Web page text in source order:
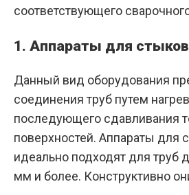
соответствующего
1. Аппараты для
Данный вид оборудования
соединения труб путем
последующего сдавливания
поверхностей. Аппараты для
идеально подходят для труб
мм и более. Конструктивно